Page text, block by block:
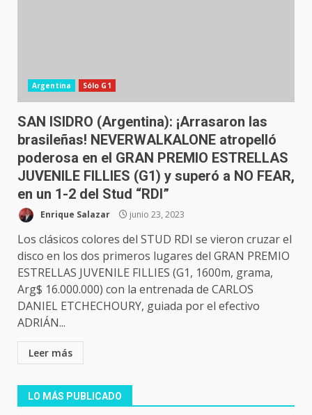
Argentina Sólo G1
SAN ISIDRO (Argentina): ¡Arrasaron las
brasileñas! NEVERWALKALONE atropelló
poderosa en el GRAN PREMIO ESTRELLAS
JUVENILE FILLIES (G1) y superó a NO FEAR,
en un 1-2 del Stud “RDI”
Enrique Salazar junio 23, 2023
Los clásicos colores del STUD RDI se vieron cruzar el
disco en los dos primeros lugares del GRAN PREMIO
ESTRELLAS JUVENILE FILLIES (G1, 1600m, grama,
Arg$ 16.000.000) con la entrenada de CARLOS
DANIEL ETCHECHOURY, guiada por el efectivo
ADRIÁN...
Leer más
LO MÁS PUBLICADO